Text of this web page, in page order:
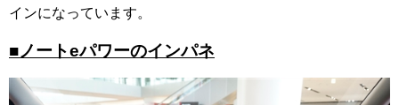
インになっています。
■ノートeパワーのインパネ